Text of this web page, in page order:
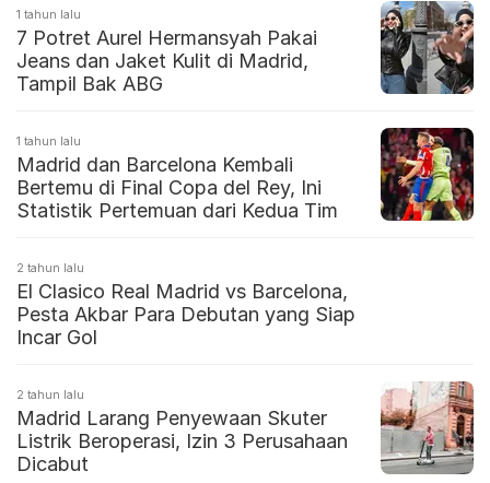
1 tahun lalu
7 Potret Aurel Hermansyah Pakai
Jeans dan Jaket Kulit di Madrid,
Tampil Bak ABG
1 tahun lalu
Madrid dan Barcelona Kembali
Bertemu di Final Copa del Rey, Ini
Statistik Pertemuan dari Kedua Tim
2 tahun lalu
El Clasico Real Madrid vs Barcelona,
Pesta Akbar Para Debutan yang Siap
Incar Gol
2 tahun lalu
Madrid Larang Penyewaan Skuter
Listrik Beroperasi, Izin 3 Perusahaan
Dicabut